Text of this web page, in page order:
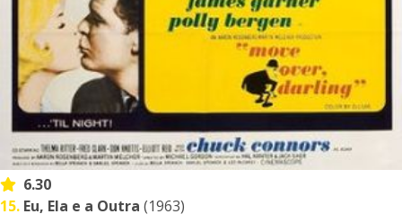
6.30
15. Eu, Ela e a Outra (1963)